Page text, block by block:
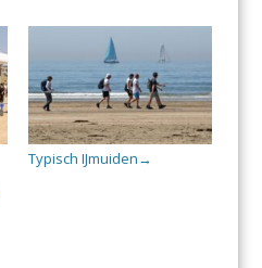
Typisch IJmuiden →